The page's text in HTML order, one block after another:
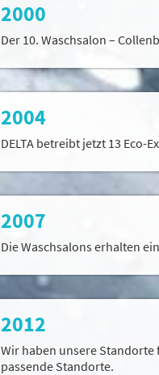
2000
Der 10. Waschsalon –
2004
DELTA betreibt jetzt 13 Eco-
2007
Die Waschsalons erhalten
2012
Wir haben unsere
passende Standorte.